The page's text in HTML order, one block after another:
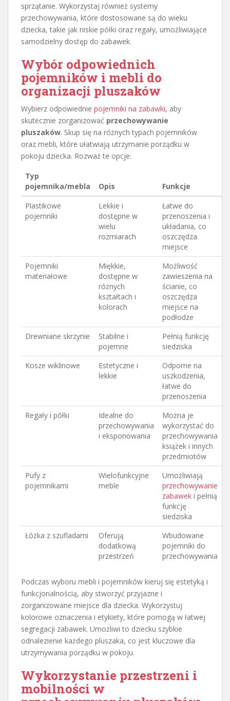
sprzątanie. Wykorzystaj również systemy
przechowywania, które dostosowane są do wieku
dziecka, takie jak niskie półki oraz regały, umożliwiające
samodzielny dostęp do zabawek.
Wybór odpowiednich
pojemników i mebli do
organizacji pluszaków
Wybierz odpowiednie pojemniki na zabawki, aby
skutecznie zorganizować przechowywanie
pluszaków. Skup się na różnych typach pojemników
oraz mebli, które ułatwiają utrzymanie porządku w
pokoju dziecka. Rozważ te opcje:
Typ
pojemnika/mebla
Opis
Funkcje
Plastikowe
pojemniki
Lekkie i
dostępne w
wielu
rozmiarach
Łatwe do
przenoszenia i
układania, co
oszczędza
miejsce
Pojemniki
materiałowe
Miękkie,
dostępne w
różnych
kształtach i
kolorach
Możliwość
zawieszenia na
ścianie, co
oszczędza
miejsce na
podłodze
Drewniane skrzynie
Stabilne i
pojemne
Pełnią funkcję
siedziska
Kosze wiklinowe
Estetyczne i
lekkie
Odporne na
uszkodzenia,
łatwe do
przenoszenia
Regały i półki
Idealne do
przechowywania
i eksponowania
Można je
wykorzystać do
przechowywania
książek i innych
przedmiotów
Pufy z
pojemnikami
Wielofunkcyjne
meble
Umożliwiają
przechowywanie
zabawek i pełnią
funkcję
siedziska
Łóżka z szufladami
Oferują
dodatkową
przestrzeń
Wbudowane
pojemniki do
przechowywania
Podczas wyboru mebli i pojemników kieruj się estetyką i
funkcjonalnością, aby stworzyć przyjazne i
zorganizowane miejsce dla dziecka. Wykorzystuj
kolorowe oznaczenia i etykiety, które pomogą w łatwej
segregacji zabawek. Umożliwi to dziecku szybkie
odnalezienie każdego pluszaka, co jest kluczowe dla
utrzymywania porządku w pokoju.
Wykorzystanie przestrzeni i
mobilności w